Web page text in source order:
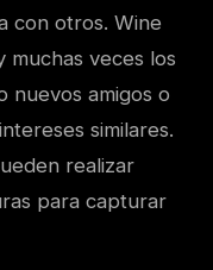
con otros. Wine
muchas veces los
nuevos amigos o
similares.
realizar
para capturar